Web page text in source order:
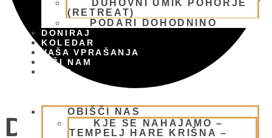
DUHOVNI UMIK POHORJE
(RETREAT)
PODARI DOHODNINO
DONIRAJ
KOLEDAR
VAŠA VPRAŠANJA
PIŠI NAM
BLOG
OBIŠČI NAS
KJE SE NAHAJAMO –
TEMPELJ HARE KRIŠNA –
Dogodki for 15 julija,